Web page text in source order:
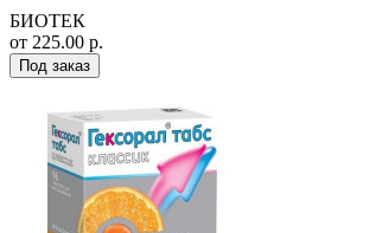
БИОТЕК
от 225.00 р.
Под заказ